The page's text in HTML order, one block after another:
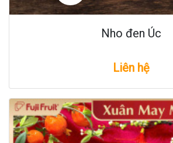
Nho đen Úc
Liên hệ